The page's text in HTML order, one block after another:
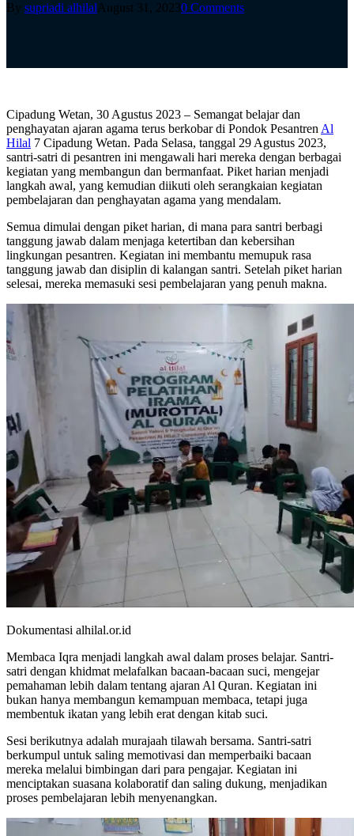
By supriadi alhilalAugust 31, 20230 Comments
Cipadung Wetan, 30 Agustus 2023 – Semangat belajar dan
penghayatan ajaran agama terus berkobar di Pondok Pesantren Al
Hilal 7 Cipadung Wetan. Pada Selasa, tanggal 29 Agustus 2023,
santri-satri di pesantren ini mengawali hari mereka dengan berbagai
kegiatan yang membangun dan bermanfaat. Piket harian menjadi
langkah awal, yang kemudian diikuti oleh serangkaian kegiatan
pembelajaran dan penghayatan agama yang mendalam.
Semua dimulai dengan piket harian, di mana para santri berbagi
tanggung jawab dalam menjaga ketertiban dan kebersihan
lingkungan pesantren. Kegiatan ini membantu memupuk rasa
tanggung jawab dan disiplin di kalangan santri. Setelah piket harian
selesai, mereka memasuki sesi pembelajaran yang penuh makna.
Dokumentasi alhilal.or.id
Membaca Iqra menjadi langkah awal dalam proses belajar. Santri-
satri dengan khidmat melafalkan bacaan-bacaan suci, mengejar
pemahaman lebih dalam tentang ajaran Al Quran. Kegiatan ini
bukan hanya membangun kemampuan membaca, tetapi juga
membentuk ikatan yang lebih erat dengan kitab suci.
Sesi berikutnya adalah murajaah tilawah bersama. Santri-satri
berkumpul untuk saling memotivasi dan memperbaiki bacaan
mereka melalui bimbingan dari para pengajar. Kegiatan ini
menciptakan suasana kolaboratif dan saling dukung, menjadikan
proses pembelajaran lebih menyenangkan.